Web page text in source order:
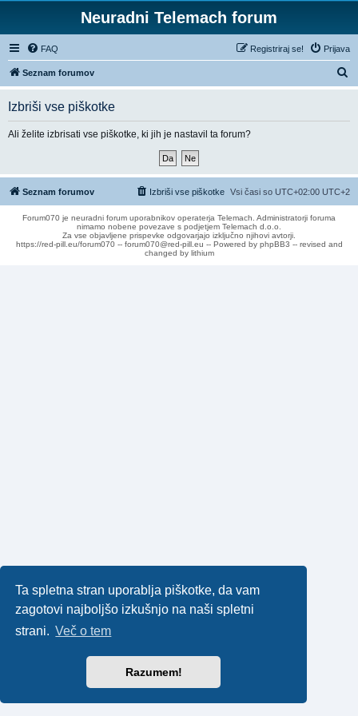
Ta spletna stran uporablja piškotke, da vam
zagotovi najboljšo izkušnjo na naši spletni
strani. Več o tem
Razumem!
Neuradni Telemach forum
FAQ Prijava
Registriraj se!
Seznam forumov
s
Izbriši vse piškotke
Ali želite izbrisati vse piškotke, ki jih je nastavil ta forum?
Seznam forumov Vsi časi so UTC+02:00 UTC+2
Izbriši vse piškotke
Forum070 je neuradni forum uporabnikov operaterja Telemach. Administratorji foruma
nimamo nobene povezave s podjetjem Telemach d.o.o.
Za vse objavljene prispevke odgovarjajo izključno njihovi avtorji.
https://red-pill.eu/forum070 -- forum070@red-pill.eu -- Powered by phpBB3 -- revised and
changed by lithium